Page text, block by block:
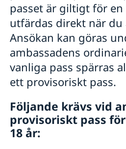
Pass i Filippinerna
Förlust av pass
Förnyelse av pass
Provisoriskt pass
Samordningsnummer
Handlingar som krävs och
Översättningar
Honorärkonsulatet i Cebu
Ambassadens
Aktuella händelser
In- och utresebestämmelser
passet är giltigt för en
utfärdas direkt när du
Ansökan kan göras
ambassadens
vanliga pass spärras
ett provisoriskt pass.
Följande krävs vid
provisoriskt pass
18 år: